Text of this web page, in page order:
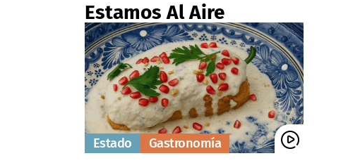
Estamos Al Aire
Estado Gastronomía